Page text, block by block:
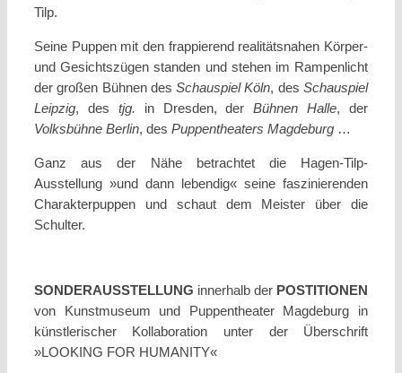
Tilp.
Seine Puppen mit den frappierend realitätsnahen Körper-
und Gesichtszügen standen und stehen im Rampenlicht
der großen Bühnen desSchauspiel Köln, desSchauspiel
Leipzig, des tjg. in Dresden, derBühnen Halle, der
Volksbühne Berlin, des Puppentheaters Magdeburg…
Ganz aus der Nähe betrachtet die Hagen-Tilp-
Ausstellung »und dann lebendig« seine faszinierenden
Charakterpuppen und schaut dem Meister über die
Schulter.
SONDERAUSSTELLUNG innerhalb der POSTITIONEN
von Kunstmuseum und Puppentheater Magdeburg in
künstlerischer Kollaboration unter der Überschrift
»LOOKING FOR HUMANITY«